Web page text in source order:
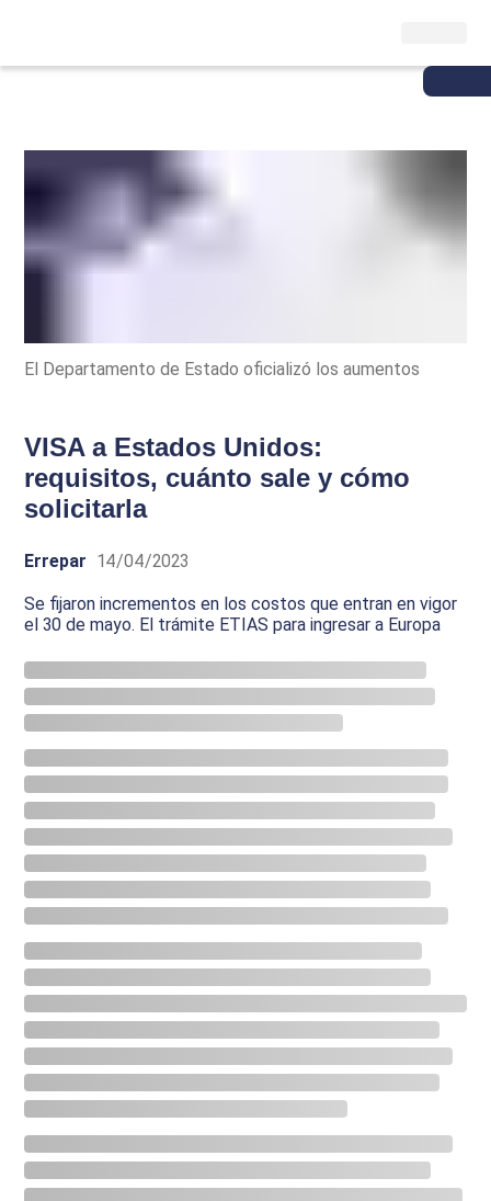
El Departamento de Estado oficializó los aumentos
VISA a Estados Unidos:
requisitos, cuánto sale y cómo
solicitarla
Errepar 14/04/2023
Se fijaron incrementos en los costos que entran en vigor
el 30 de mayo. El trámite ETIAS para ingresar a Europa